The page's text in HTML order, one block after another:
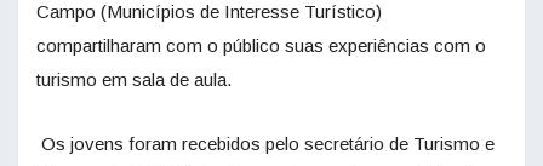
Campo (Municípios de Interesse Turístico)
compartilharam com o público suas experiências com o
turismo em sala de aula.
Os jovens foram recebidos pelo secretário de Turismo e